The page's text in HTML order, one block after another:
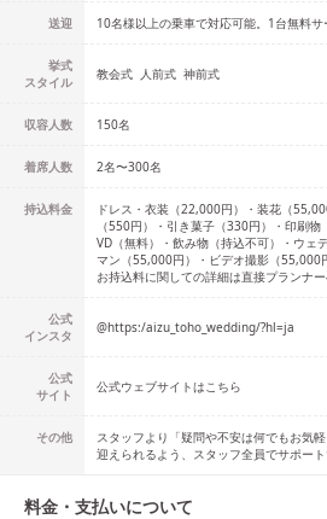
送迎 10名様以上の乗車で対応可能。1台無料サ
挙式
スタイル
教会式 人前式 神前式
収容人数 150名
着席人数 2名〜300名
持込料金
ドレス・衣装（22,000円）・装花（
（550円）・引き菓子（330円）・印刷
VD（無料）・飲み物（持込不可）・ウェ
マン（55,000円）・ビデオ撮影（55,000
お持込料に関しての詳細は直接プランナー
公式
インスタ
@https:/aizu_toho_wedding/?hl=ja
公式
サイト
公式ウェブサイトはこちら
その他
スタッフより「疑問や不安は何でもお気
迎えられるよう、スタッフ全員でサポート
料金・支払いについて